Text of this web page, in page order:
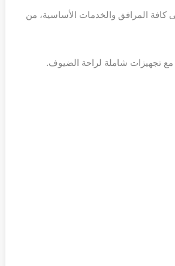
المرافق والخدمات الأساسية، من
تجهيزات شاملة لراحة الضيوف.